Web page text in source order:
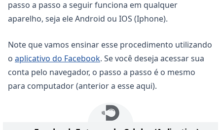
passo a passo a seguir funciona em qualquer
aparelho, seja ele Android ou IOS (Iphone).
Note que vamos ensinar esse procedimento utilizando
o aplicativo do Facebook. Se você deseja acessar sua
conta pelo navegador, o passo a passo é o mesmo
para computador (anterior a esse aqui).